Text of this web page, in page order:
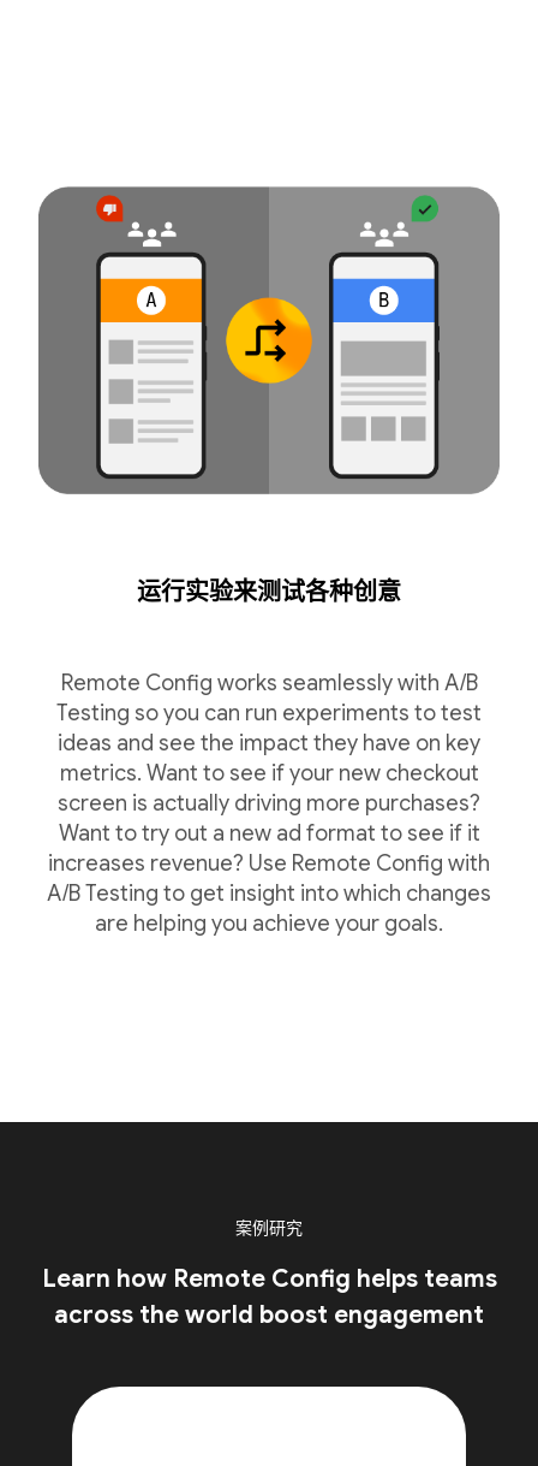
运行实验来测试各种创意
Remote Config works seamlessly with A/B
Testing so you can run experiments to test
ideas and see the impact they have on key
metrics. Want to see if your new checkout
screen is actually driving more purchases?
Want to try out a new ad format to see if it
increases revenue? Use Remote Config with
A/B Testing to get insight into which changes
are helping you achieve your goals.
案例研究
Learn how Remote Config helps teams
across the world boost engagement